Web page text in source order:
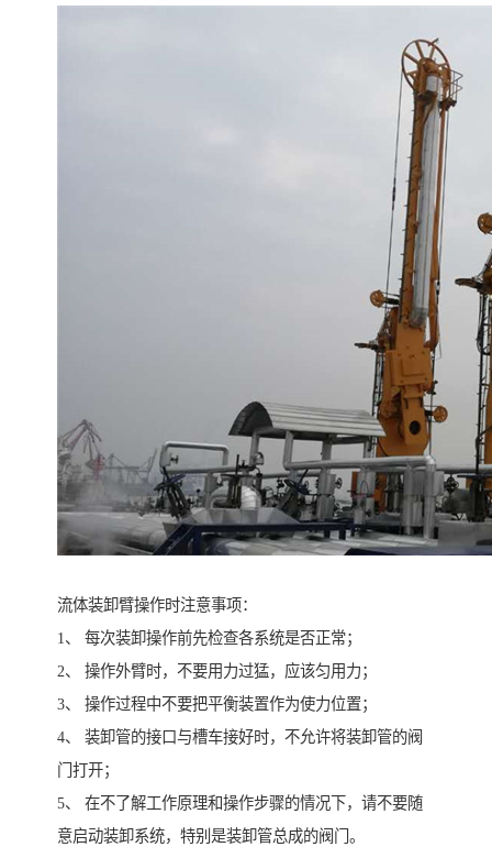
流体装卸臂操作时注意事项：
1、 每次装卸操作前先检查各系统是否正常；
2、 操作外臂时，不要用力过猛，应该匀用力；
3、 操作过程中不要把平衡装置作为使力位置；
4、 装卸管的接口与槽车接好时，不允许将装卸管的阀
门打开；
5、 在不了解工作原理和操作步骤的情况下，请不要随
意启动装卸系统，特别是装卸管总成的阀门。